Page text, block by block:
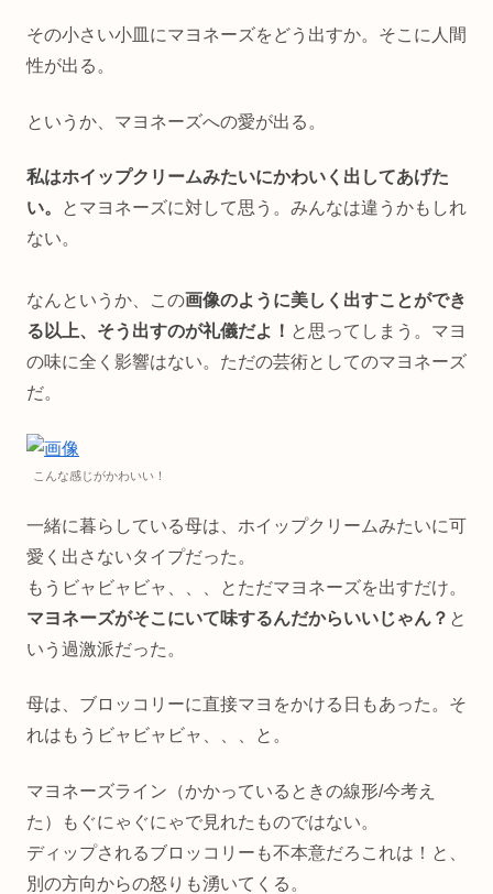
その小さい小皿にマヨネーズをどう出すか。そこに人間
性が出る。
というか、マヨネーズへの愛が出る。
私はホイップクリームみたいにかわいく出してあげた
い。
とマヨネーズに対して思う。みんなは違うかもしれ
ない。
なんというか、この画像のように美しく出すことができ
る以上、そう出すのが礼儀だよ！ と思ってしまう。マヨ
の味に全く影響はない。ただの芸術としてのマヨネーズ
だ。
こんな感じがかわいい！
一緒に暮らしている母は、ホイップクリームみたいに可
愛く出さないタイプだった。
もうビャビャビャ、、、とただマヨネーズを出すだけ。
マヨネーズがそこにいて味するんだからいいじゃん？ と
いう過激派だった。
母は、ブロッコリーに直接マヨをかける日もあった。そ
れはもうビャビャビャ、、、と。
マヨネーズライン（かかっているときの線形/今考え
た）もぐにゃぐにゃで見れたものではない。
ディップされるブロッコリーも不本意だろこれは！と、
別の方向からの怒りも湧いてくる。